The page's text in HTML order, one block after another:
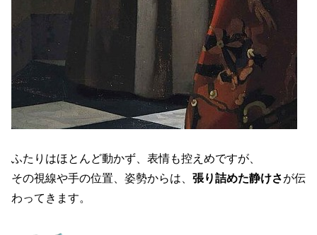
ふたりはほとんど動かず、表情も控えめですが、
その視線や手の位置、姿勢からは、 張り詰めた静けさが伝
わってきます。